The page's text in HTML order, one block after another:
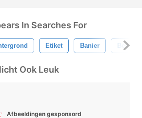
In Searches For
Etiket Banier Bedrijf
Ook Leuk
Afbeeldingen gesponsord